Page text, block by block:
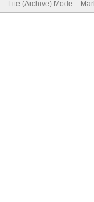
Lite (Archive) Mode